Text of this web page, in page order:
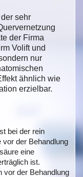
sehr
der Firma
Volift und
nur
ähnlich wie
erzielbar.
bei der rein
der Behandlung
eine
ist.
vor der Behandlung